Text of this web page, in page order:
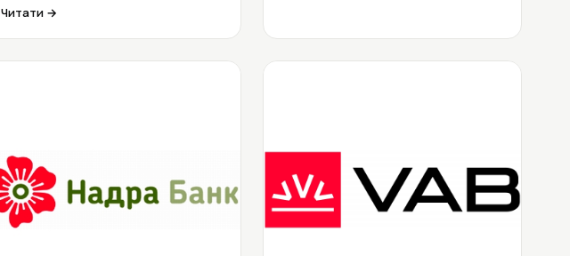
Читати →